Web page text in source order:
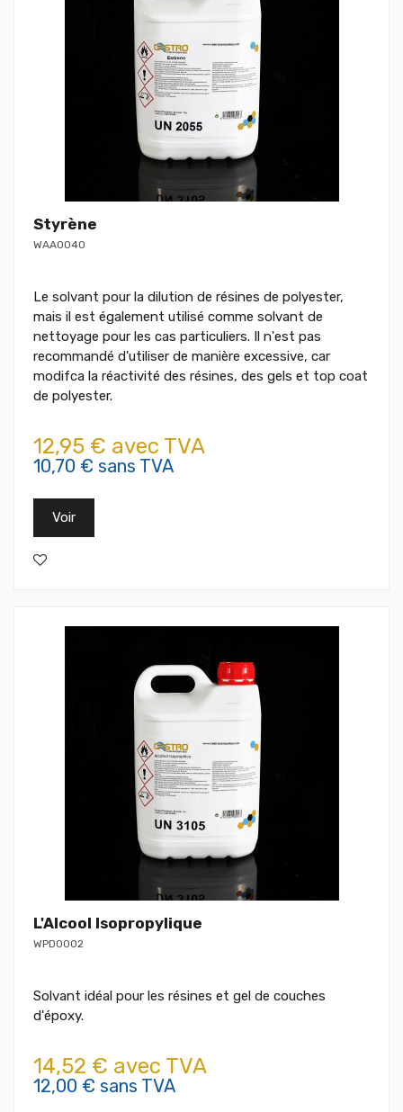
Styrène
WAA0040
Le solvant pour la dilution de résines de polyester,
mais il est également utilisé comme solvant de
nettoyage pour les cas particuliers. Il n'est pas
recommandé d'utiliser de manière excessive, car
modifca la réactivité des résines, des gels et top coat
de polyester.
12,95 € avec TVA
10,70 € sans TVA
Voir
L'Alcool Isopropylique
WPD0002
Solvant idéal pour les résines et gel de couches
d'époxy.
14,52 € avec TVA
12,00 € sans TVA